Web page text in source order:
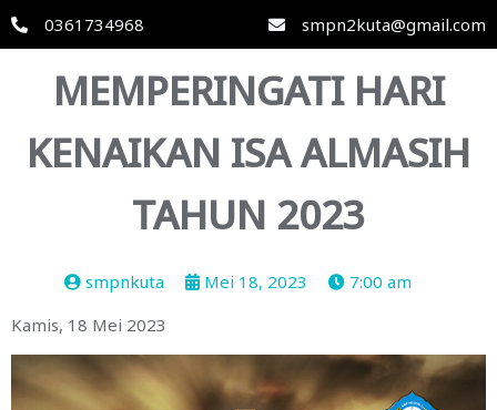
0361734968 smpn2kuta@gmail.com
MEMPERINGATI HARI
KENAIKAN ISA ALMASIH
TAHUN 2023
smpnkuta Mei 18, 2023
7:00 am
Kamis, 18 Mei 2023